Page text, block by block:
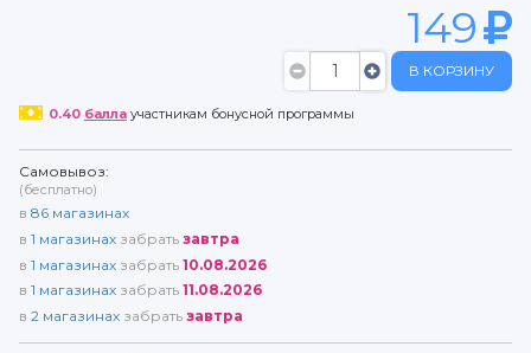
149
В КОРЗИНУ
0.40 баллаучастникам бонусной программы
Самовывоз:
(бесплатно)
в 86 магазинах
в 1 магазинах забрать завтра
в 1 магазинах забрать 10.08.2026
в 1 магазинах забрать 11.08.2026
в 2 магазинах забрать завтра